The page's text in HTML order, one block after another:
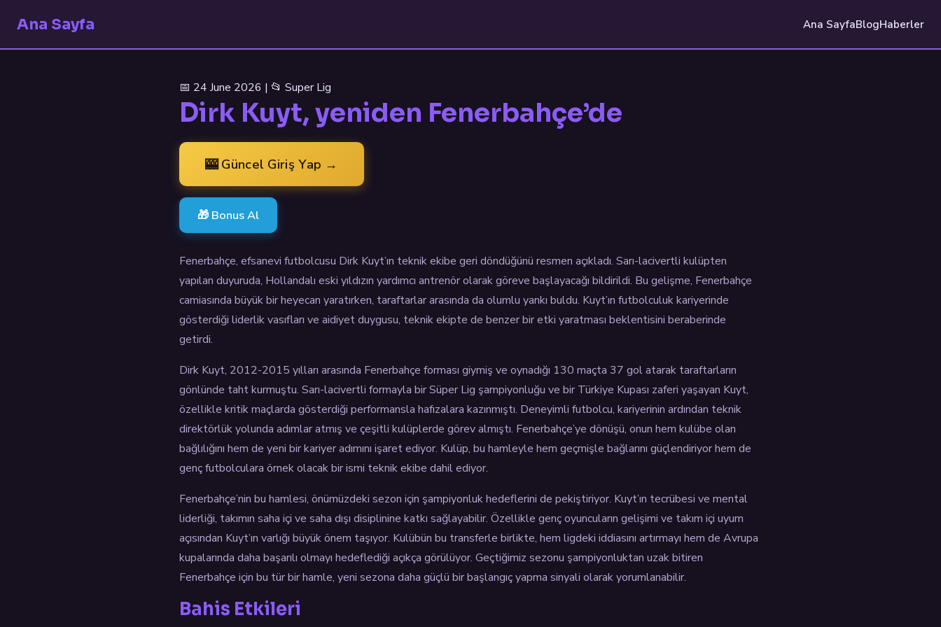
Ana Sayfa Ana SayfaBlogHaberler
📅 24 June 2026 | 📂 Super Lig
Dirk Kuyt, yeniden Fenerbahçe’de
🎰 Güncel Giriş Yap →
🎁 Bonus Al
Fenerbahçe, efsanevi futbolcusu Dirk Kuyt’ın teknik ekibe geri döndüğünü resmen açıkladı. Sarı-lacivertli kulüpten
yapılan duyuruda, Hollandalı eski yıldızın yardımcı antrenör olarak göreve başlayacağı bildirildi. Bu gelişme, Fenerbahçe
camiasında büyük bir heyecan yaratırken, taraftarlar arasında da olumlu yankı buldu. Kuyt’ın futbolculuk kariyerinde
gösterdiği liderlik vasıfları ve aidiyet duygusu, teknik ekipte de benzer bir etki yaratması beklentisini beraberinde
getirdi.
Dirk Kuyt, 2012-2015 yılları arasında Fenerbahçe forması giymiş ve oynadığı 130 maçta 37 gol atarak taraftarların
gönlünde taht kurmuştu. Sarı-lacivertli formayla bir Süper Lig şampiyonluğu ve bir Türkiye Kupası zaferi yaşayan Kuyt,
özellikle kritik maçlarda gösterdiği performansla hafızalara kazınmıştı. Deneyimli futbolcu, kariyerinin ardından teknik
direktörlük yolunda adımlar atmış ve çeşitli kulüplerde görev almıştı. Fenerbahçe’ye dönüşü, onun hem kulübe olan
bağlılığını hem de yeni bir kariyer adımını işaret ediyor. Kulüp, bu hamleyle hem geçmişle bağlarını güçlendiriyor hem de
genç futbolculara örnek olacak bir ismi teknik ekibe dahil ediyor.
Fenerbahçe’nin bu hamlesi, önümüzdeki sezon için şampiyonluk hedeflerini de pekiştiriyor. Kuyt’ın tecrübesi ve mental
liderliği, takımın saha içi ve saha dışı disiplinine katkı sağlayabilir. Özellikle genç oyuncuların gelişimi ve takım içi uyum
açısından Kuyt’ın varlığı büyük önem taşıyor. Kulübün bu transferle birlikte, hem ligdeki iddiasını artırmayı hem de Avrupa
kupalarında daha başarılı olmayı hedeflediği açıkça görülüyor. Geçtiğimiz sezonu şampiyonluktan uzak bitiren
Fenerbahçe için bu tür bir hamle, yeni sezona daha güçlü bir başlangıç yapma sinyali olarak yorumlanabilir.
Bahis Etkileri